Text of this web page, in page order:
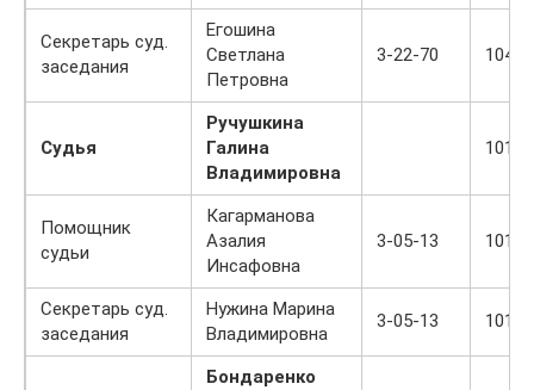
Секретарь суд.
заседания
Егошина
Светлана
Петровна
3-22-70 104
Судья
Ручушкина
Галина
Владимировна
101
Помощник
судьи
Кагарманова
Азалия
Инсафовна
3-05-13 101
Секретарь суд.
заседания
Нужина Марина
Владимировна
3-05-13 101
Бондаренко